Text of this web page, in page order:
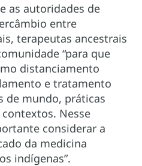
as autoridades de
entre
terapeutas ancestrais
“para que
distanciamento
e tratamento
de mundo, práticas
Nesse
considerar a
da medicina
indígenas”.